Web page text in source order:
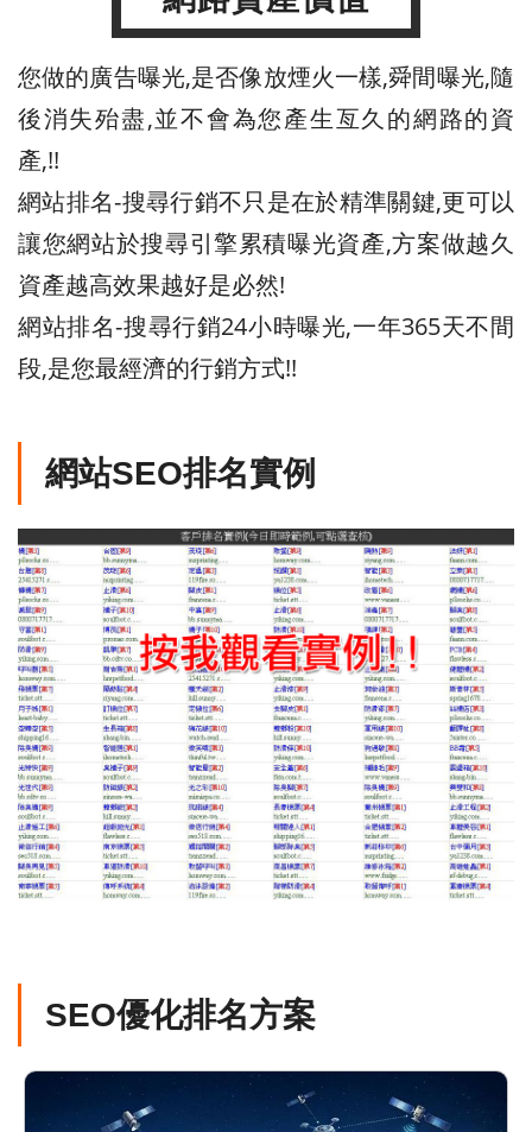
您做的廣告曝光,是否像放煙火一樣,舜間曝光,隨
後消失殆盡,並不會為您產生亙久的網路的資
產,!!
網站排名-搜尋行銷不只是在於精準關鍵,更可以
讓您網站於搜尋引擎累積曝光資產,方案做越久
資產越高效果越好是必然!
網站排名-搜尋行銷24小時曝光,一年365天不間
段,是您最經濟的行銷方式!!
網站SEO排名實例
SEO優化排名方案